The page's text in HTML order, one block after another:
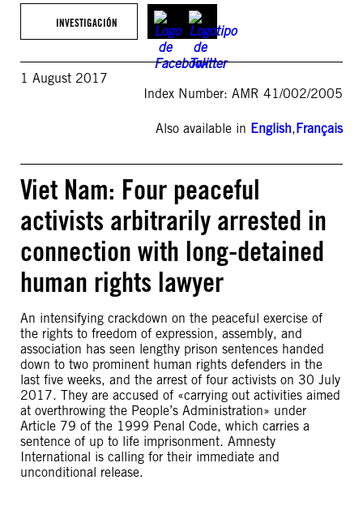
INVESTIGACIÓN
1 August 2017
Index Number: AMR 41/002/2005
Also available in English,Français
Viet Nam: Four peaceful
activists arbitrarily arrested in
connection with long-detained
human rights lawyer
An intensifying crackdown on the peaceful exercise of
the rights to freedom of expression, assembly, and
association has seen lengthy prison sentences handed
down to two prominent human rights defenders in the
last five weeks, and the arrest of four activists on 30 July
2017. They are accused of «carrying out activities aimed
at overthrowing the People’s Administration» under
Article 79 of the 1999 Penal Code, which carries a
sentence of up to life imprisonment. Amnesty
International is calling for their immediate and
unconditional release.